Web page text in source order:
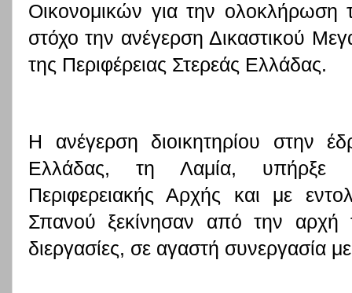
Οικονομικών για την ολοκλήρωση
στόχο την ανέγερση Δικαστικού
της Περιφέρειας Στερεάς Ελλάδας.
Η ανέγερση διοικητηρίου στην
Ελλάδας, τη Λαμία, υπήρξε
Περιφερειακής Αρχής και με
Σπανού ξεκίνησαν από την αρχή
διεργασίες, σε αγαστή συνεργασία